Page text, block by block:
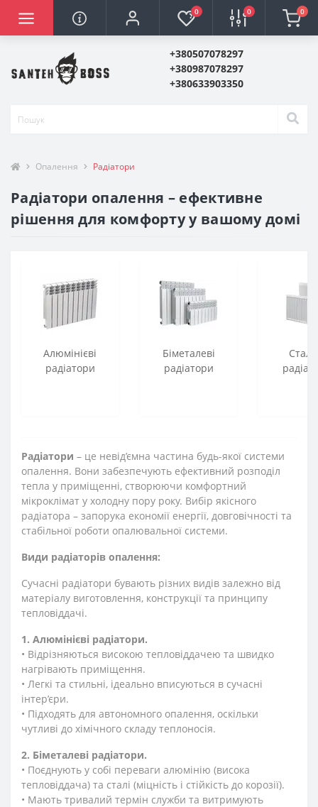
0 0 0
+380507078297
+380987078297
+380633903350
Опалення Радіатори
Радіатори опалення – ефективне
рішення для комфорту у вашому домі
Алюмінієві
радіатори
Біметалеві
радіатори
Радіатори – це невід’ємна частина будь-якої системи
опалення. Вони забезпечують ефективний розподіл
тепла у приміщенні, створюючи комфортний
мікроклімат у холодну пору року. Вибір якісного
радіатора – запорука економії енергії, довговічності та
стабільної роботи опалювальної системи.
Види радіаторів опалення:
Сучасні радіатори бувають різних видів залежно від
матеріалу виготовлення, конструкції та принципу
тепловіддачі.
1. Алюмінієві радіатори.
• Відрізняються високою тепловіддачею та швидко
нагрівають приміщення.
• Легкі та стильні, ідеально вписуються в сучасні
інтер’єри.
• Підходять для автономного опалення, оскільки
чутливі до хімічного складу теплоносія.
2. Біметалеві радіатори.
• Поєднують у собі переваги алюмінію (висока
тепловіддача) та сталі (міцність і стійкість до корозії).
• Мають тривалий термін служби та витримують